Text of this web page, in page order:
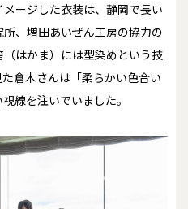
ージした衣装は、静岡で長い
、増田あいぜん工房の協力の
はかま）には型染めという技
倉木さんは「柔らかい色合い
線を注いでいました。